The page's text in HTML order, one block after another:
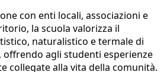
con enti locali, associazioni e
la scuola valorizza il
naturalistico e termale di
offrendo agli studenti esperienze
collegate alla vita della comunità.